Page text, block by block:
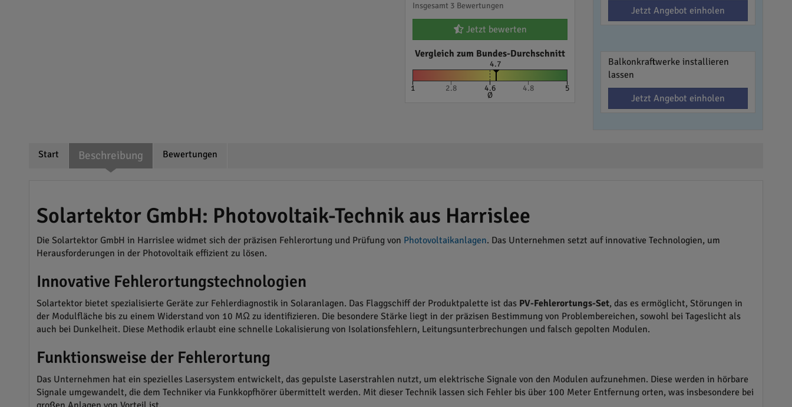
Insgesamt 3 Bewertungen
Jetzt bewerten
Vergleich zum Bundes-Durchschnitt
4.7
1 2.8 4.6
Ø
4.8 5
Jetzt Angebot einholen
Balkonkraftwerke installieren
lassen
Jetzt Angebot einholen
Start Beschreibung Bewertungen
Solartektor GmbH: Photovoltaik-Technik aus Harrislee
Die Solartektor GmbH in Harrislee widmet sich der präzisen Fehlerortung und Prüfung von Photovoltaikanlagen. Das Unternehmen setzt auf innovative Technologien, um
Herausforderungen in der Photovoltaik effizient zu lösen.
Innovative Fehlerortungstechnologien
Solartektor bietet spezialisierte Geräte zur Fehlerdiagnostik in Solaranlagen. Das Flaggschiff der Produktpalette ist das PV-Fehlerortungs-Set, das es ermöglicht, Störungen in
der Modulfläche bis zu einem Widerstand von 10 MΩ zu identifizieren. Die besondere Stärke liegt in der präzisen Bestimmung von Problembereichen, sowohl bei Tageslicht als
auch bei Dunkelheit. Diese Methodik erlaubt eine schnelle Lokalisierung von Isolationsfehlern, Leitungsunterbrechungen und falsch gepolten Modulen.
Funktionsweise der Fehlerortung
Das Unternehmen hat ein spezielles Lasersystem entwickelt, das gepulste Laserstrahlen nutzt, um elektrische Signale von den Modulen aufzunehmen. Diese werden in hörbare
Signale umgewandelt, die dem Techniker via Funkkopfhörer übermittelt werden. Mit dieser Technik lassen sich Fehler bis über 100 Meter Entfernung orten, was insbesondere bei